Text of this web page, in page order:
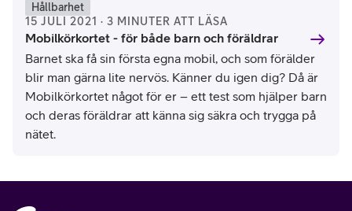
Hållbarhet
15 JULI 2021 · 3 MINUTER ATT LÄSA
Mobilkörkortet - för både barn och föräldrar
Barnet ska få sin första egna mobil, och som förälder
blir man gärna lite nervös. Känner du igen dig? Då är
Mobilkörkortet något för er – ett test som hjälper barn
och deras föräldrar att känna sig säkra och trygga på
nätet.